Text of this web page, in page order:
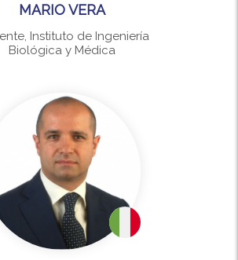
MARIO VERA
Instituto de Ingeniería
Biológica y Médica